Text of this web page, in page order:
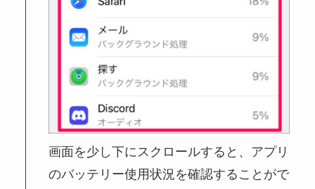
画面を少し下にスクロールすると、アプリ
のバッテリー使用状況を確認することがで